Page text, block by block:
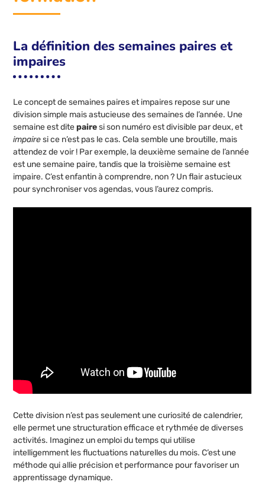
La définition des semaines paires et
impaires
Le concept de semaines paires et impaires repose sur une
division simple mais astucieuse des semaines de l’année. Une
semaine est ditepairesi son numéro est divisible par deux, et
impairesi ce n’est pas le cas. Cela semble une broutille, mais
attendez de voir ! Par exemple, la deuxième semaine de l’année
est une semaine paire, tandis que la troisième semaine est
impaire. C’est enfantin à comprendre, non ? Un flair astucieux
pour synchroniser vos agendas, vous l’aurez compris.
Cette division n’est pas seulement une curiosité de calendrier,
elle permet une structuration efficace et rythmée de diverses
activités. Imaginez un emploi du temps qui utilise
intelligemment les fluctuations naturelles du mois. C’est une
méthode qui allie précision et performance pour favoriser un
apprentissage dynamique.